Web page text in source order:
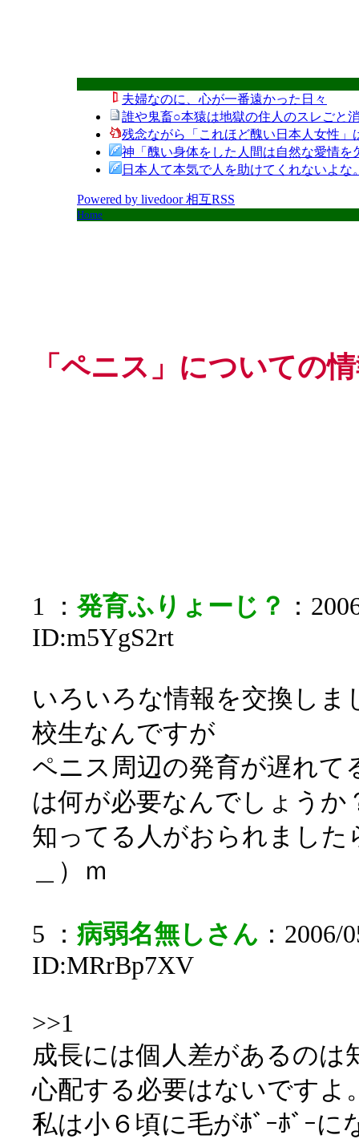
夫婦なのに、心が一番遠かった日々
誰や鬼畜○本猿は地獄の住人のスレごと
残念ながら「これほど醜い日本人女性
神「醜い身体をした人間は自然な愛情を
日本人て本気で人を助けてくれないよ
Powered by livedoor 相互RSS
Home
「ペニス」についての
1 ： 発育ふりょーじ？ ：
ID:m5YgS2rt
いろいろな情報を交換し
校生なんですが
ペニス周辺の発育が遅れ
は何が必要なんでしょうか
知ってる人がおられまし
＿）ｍ
5 ： 病弱名無しさん ：2006/
ID:MRrBp7XV
>>1
成長には個人差があるのは
心配する必要はないですよ
私は小６頃に毛がﾎﾞｰﾎﾞｰ